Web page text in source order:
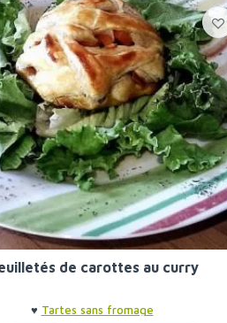
de carottes au curry
♥ Tartes sans fromage